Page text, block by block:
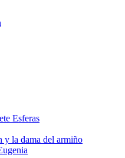
Esferas
y la dama del armiño